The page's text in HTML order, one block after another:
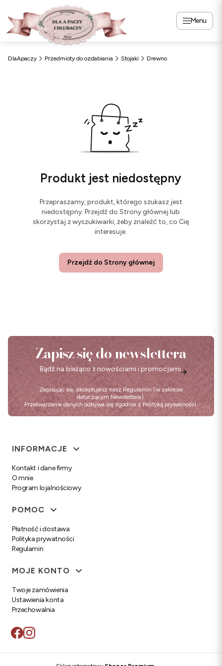
Menu
DlaApaczy Przedmioty do ozdabiania Stojaki Drewno
Produkt jest niedostępny
Przepraszamy, produkt, którego szukasz jest
niedostępny. Przejdź do Strony głównej lub
skorzystaj z wyszukiwarki, żeby znaleźć to, co Cię
interesuje.
Przejdź do Strony głównej
Zapisz się do newslettera
Bądź na bieżąco z nowościami i promocjami.
Zapisując się, akceptujesz nasz Regulamin (w zakresie
dotyczącym Newslettera).
Przetwarzanie danych odbywa się zgodnie z Polityką prywatności.
Linki w stopce
INFORMACJE
Kontakt i dane firmy
O mnie
Program lojalnościowy
POMOC
Płatność i dostawa
Polityka prywatności
Regulamin
MOJE KONTO
Twoje zamówienia
Ustawienia konta
Przechowalnia